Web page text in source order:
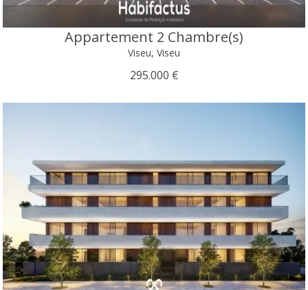
Appartement 2 Chambre(s)
Viseu, Viseu
295.000 €